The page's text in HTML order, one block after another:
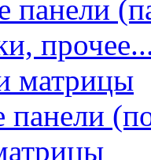
панели
матрицы